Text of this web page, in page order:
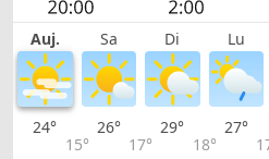
Auj. Sa Di Lu
24°
15°
26°
17°
29°
18°
27°